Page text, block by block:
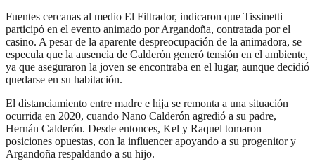
Fuentes cercanas al medio El Filtrador, indicaron que Tissinetti
participó en el evento animado por Argandoña, contratada por el
casino. A pesar de la aparente despreocupación de la animadora, se
especula que la ausencia de Calderón generó tensión en el ambiente,
ya que aseguraron la joven se encontraba en el lugar, aunque decidió
quedarse en su habitación.
El distanciamiento entre madre e hija se remonta a una situación
ocurrida en 2020, cuando Nano Calderón agredió a su padre,
Hernán Calderón. Desde entonces, Kel y Raquel tomaron
posiciones opuestas, con la influencer apoyando a su progenitor y
Argandoña respaldando a su hijo.